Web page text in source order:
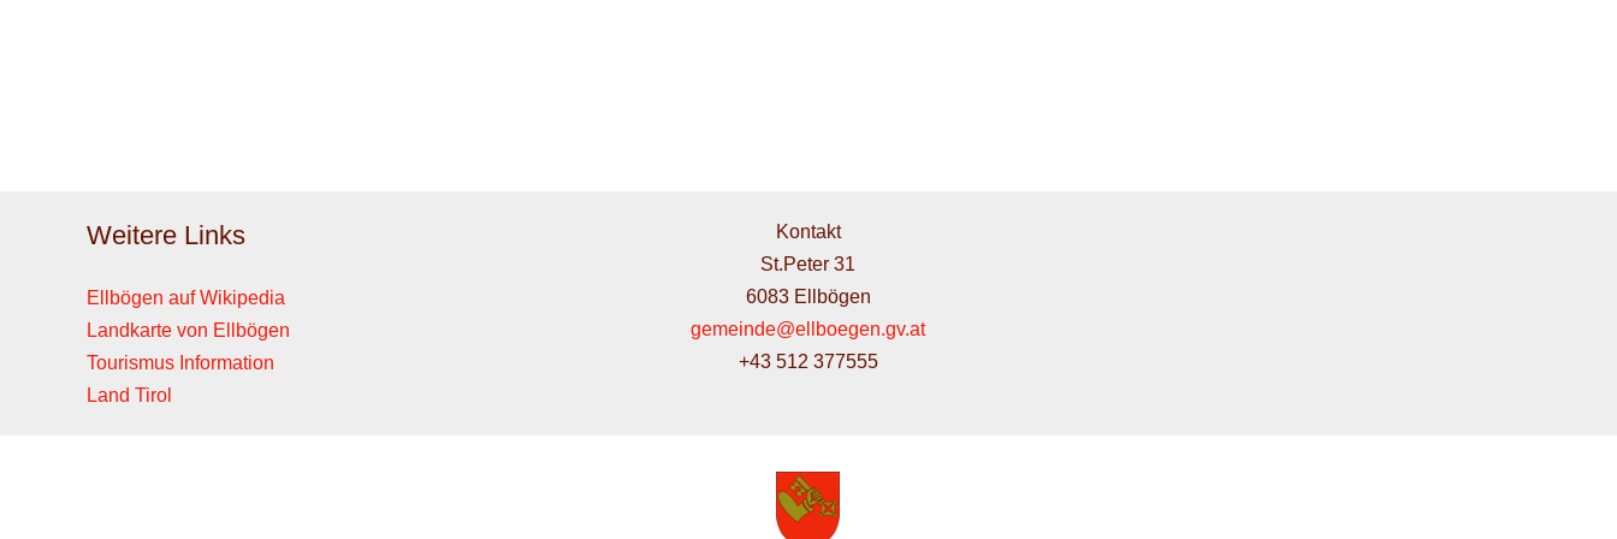
Weitere Links
Ellbögen auf Wikipedia
Landkarte von Ellbögen
Tourismus Information
Land Tirol
Kontakt
St.Peter 31
6083 Ellbögen
gemeinde@ellboegen.gv.at
+43 512 377555